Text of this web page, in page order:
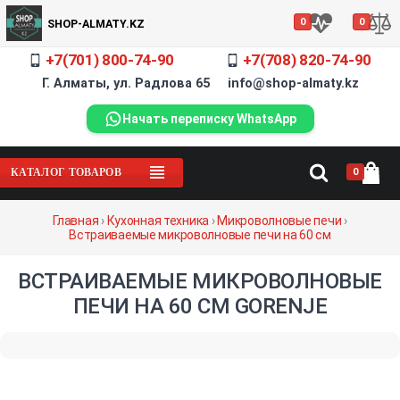
SHOP-ALMATY.KZ 0 0
+7(701) 800-74-90 +7(708) 820-74-90
Г. Алматы, ул. Радлова 65 info@shop-almaty.kz
Начать переписку WhatsApp
КАТАЛОГ ТОВАРОВ 0
Главная › Кухонная техника ›Микроволновые печи ›
Встраиваемые микроволновые печи на 60 см
ВСТРАИВАЕМЫЕ МИКРОВОЛНОВЫЕ
ПЕЧИ НА 60 СМ GORENJE